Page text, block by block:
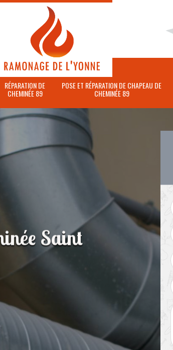
RÉPARATION DE
CHEMINÉE 89
POSE ET RÉPARATION DE CHAPEAU DE
CHEMINÉE 89
Saint